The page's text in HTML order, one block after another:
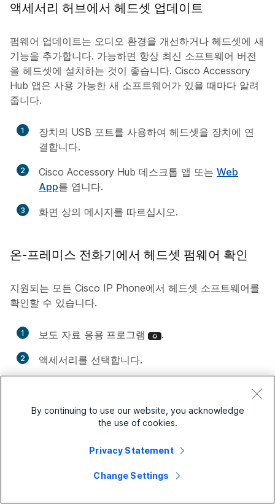
액세서리 허브에서 헤드셋 업데이트
펌웨어 업데이트는 오디오 환경을 개선하거나 헤드셋에 새
기능을 추가합니다. 가능하면 항상 최신 소프트웨어 버전
을 헤드셋에 설치하는 것이 좋습니다. Cisco Accessory
Hub 앱은 사용 가능한 새 소프트웨어가 있을 때마다 알려
줍니다.
1
장치의 USB 포트를 사용하여 헤드셋을 장치에 연
결합니다.
2 Cisco Accessory Hub 데스크톱 앱 또는 Web
App를 엽니다.
3 화면 상의 메시지를 따르십시오.
온-프레미스 전화기에서 헤드셋 펌웨어 확인
지원되는 모든 Cisco IP Phone에서 헤드셋 소프트웨어를
확인할 수 있습니다.
1 보도 자료 응용 프로그램 .
2 액세서리를 선택합니다.
다중 플랫폼 전화기에서 헤드셋 펌웨어 확인
지원되는 모든 Cisco IP Phone에서 헤드셋 소프트웨어를
By continuing to use our website, you acknowledge
the use of cookies.
Privacy Statement
Change Settings